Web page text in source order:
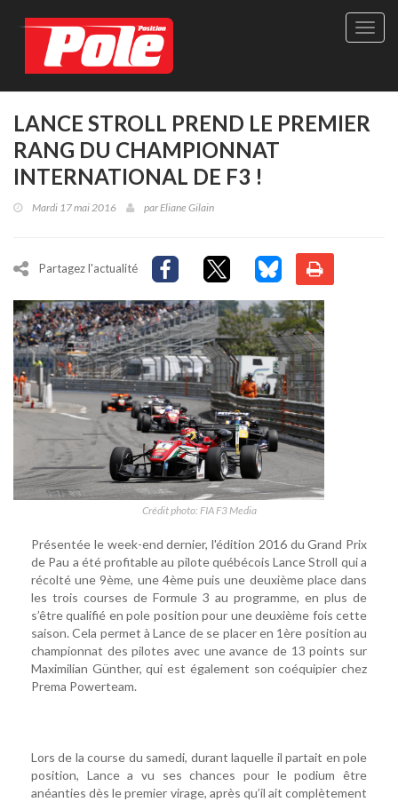
Site
-
LANCE STROLL PREND LE PREMIER
RANG DU CHAMPIONNAT
INTERNATIONAL DE F3 !
Mardi 17 mai 2016 parEliane Gilain
Partagez l'actualité
Crédit photo: FIA F3 Media
Présentée le week-end dernier, l'édition 2016 du Grand Prix
de Pau a été profitable au pilote québécois Lance Stroll qui a
récolté une 9ème, une 4ème puis une deuxième place dans
les trois courses de Formule 3 au programme, en plus de
s’être qualifié en pole position pour une deuxième fois cette
saison. Cela permet à Lance de se placer en 1ère position au
championnat des pilotes avec une avance de 13 points sur
Maximilian Günther, qui est également son coéquipier chez
Prema Powerteam.
Lors de la course du samedi, durant laquelle il partait en pole
position, Lance a vu ses chances pour le podium être
anéanties dès le premier virage, après qu’il ait complètement